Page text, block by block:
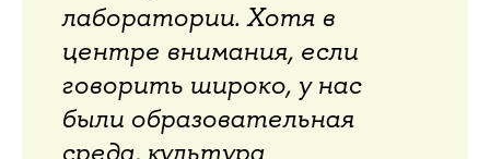
лаборатории. Хотя в
центре внимания, если
говорить широко, у нас
были образовательная
среда, культура